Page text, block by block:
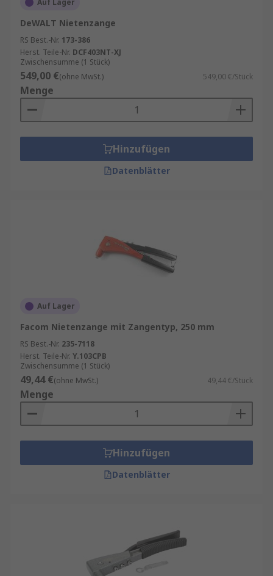
Auf Lager
DeWALT Nietenzange
RS Best.-Nr. 173-386
Herst. Teile-Nr. DCF403NT-XJ
Zwischensumme (1 Stück)
549,00 €(ohne MwSt.) 549,00 €/Stück
Menge
Hinzufügen
Datenblätter
Auf Lager
Facom Nietenzange mit Zangentyp, 250 mm
RS Best.-Nr. 235-7118
Herst. Teile-Nr. Y.103CPB
Zwischensumme (1 Stück)
49,44 €(ohne MwSt.) 49,44 €/Stück
Menge
Hinzufügen
Datenblätter